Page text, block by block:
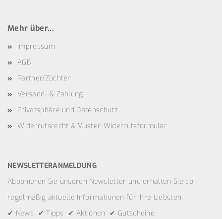
Mehr über...
Impressum
AGB
Partner/Züchter
Versand- & Zahlung
Privatsphäre und Datenschutz
Widerrufsrecht & Muster-Widerrufsformular
NEWSLETTERANMELDUNG
Abbonieren Sie unseren Newsletter und erhalten Sie so
regelmäßig aktuelle Informationen für Ihre Liebsten.
✔ News ✔ Tipps ✔ Aktionen ✔ Gutscheine